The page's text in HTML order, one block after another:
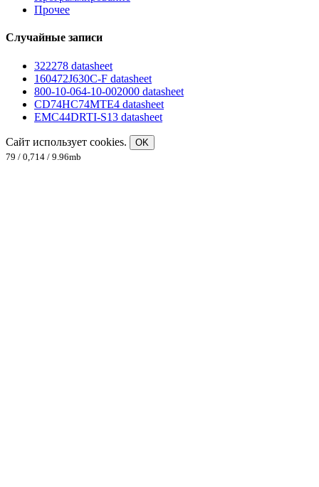
Прочее
Случайные записи
322278 datasheet
160472J630C-F datasheet
800-10-064-10-002000 datasheet
CD74HC74MTE4 datasheet
EMC44DRTI-S13 datasheet
Сайт использует cookies.
OK
79 / 0,714 / 9.96mb